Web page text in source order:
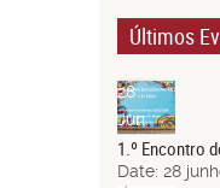
Últimos
28
Jun.
1.º Encontro
Date: 28